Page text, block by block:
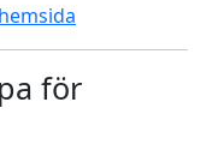
hemsida
för